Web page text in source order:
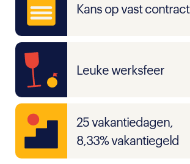
Kans op vast contract
Leuke werksfeer
25 vakantiedagen,
8,33% vakantiegeld